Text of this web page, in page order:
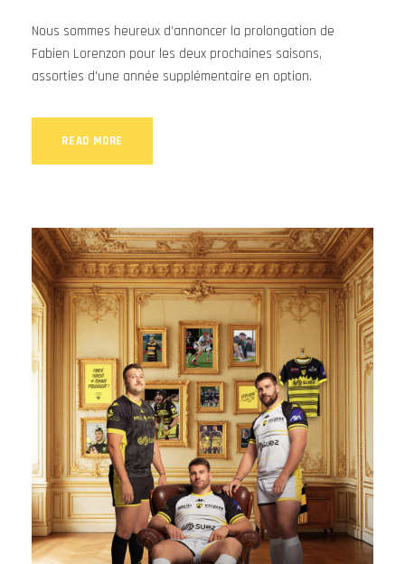
Nous sommes heureux d’annoncer la prolongation de
Fabien Lorenzon pour les deux prochaines saisons,
assorties d'une année supplémentaire en option.
READ MORE